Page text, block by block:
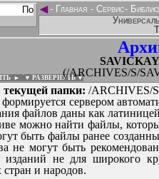
◄- Главная - Сервис-
(/ARCHIVES/S/
► ▼ РАЗВЕРНУТЬ ▼
текущей папки: /ARCHIVES/
сервером
файлов даны как
можно найти файлы,
быть файлы ранее
не могут быть
не для широкого
стран и народов.